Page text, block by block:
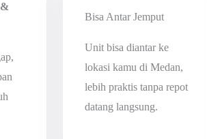
Bisa Antar Jemput
Unit bisa diantar ke
lokasi kamu di Medan,
lebih praktis tanpa repot
datang langsung.